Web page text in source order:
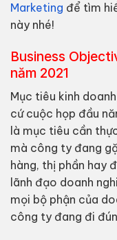
Marketing để tìm
này nhé!
Business
năm 2021
Mục tiêu kinh
cứ cuộc họp đầu
là mục tiêu cần
mà công ty đang
hàng, thị phần hay
lãnh đạo doanh
mọi bộ phận của
công ty đang đi